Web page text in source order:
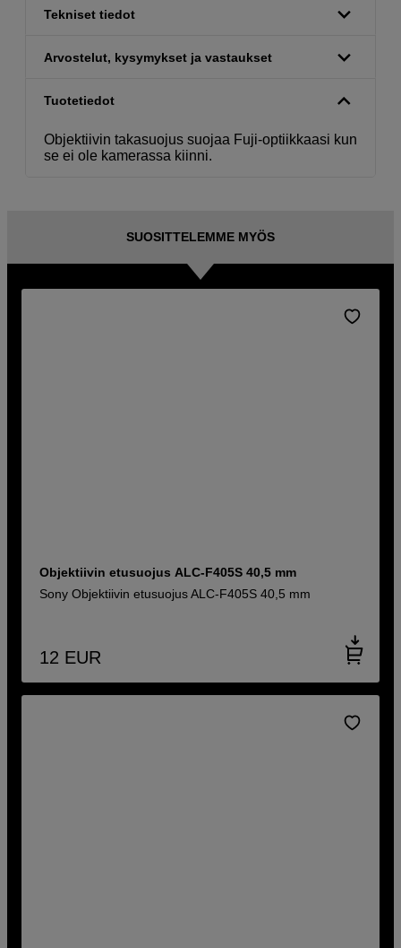
Tekniset tiedot
Arvostelut, kysymykset ja vastaukset
Tuotetiedot
Objektiivin takasuojus suojaa Fuji-optiikkaasi kun
se ei ole kamerassa kiinni.
SUOSITTELEMME MYÖS
Objektiivin etusuojus ALC-F405S 40,5 mm
Sony Objektiivin etusuojus ALC-F405S 40,5 mm
12 EUR